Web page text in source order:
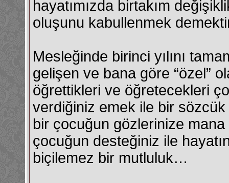
hayatımızda birtakım
oluşunu kabullenmek
Mesleğinde birinci yılını
gelişen ve bana göre “özel”
öğrettikleri ve öğretecekleri
verdiğiniz emek ile bir
bir çocuğun gözlerinize
çocuğun desteğiniz ile
biçilemez bir mutluluk…